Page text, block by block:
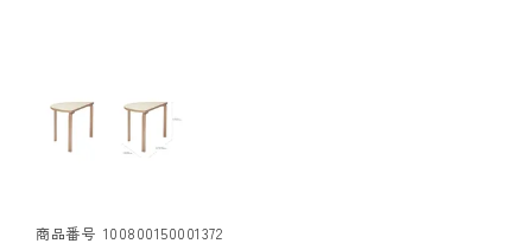
商品番号 100800150001372